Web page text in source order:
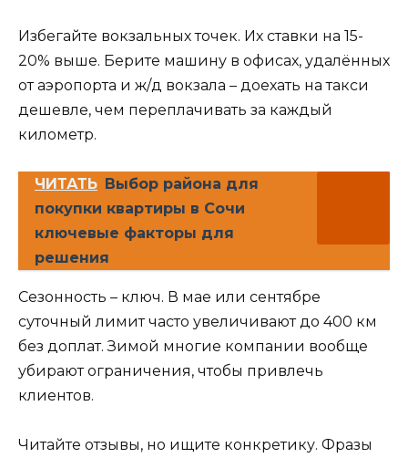
Избегайте вокзальных точек. Их ставки на 15-
20% выше. Берите машину в офисах, удалённых
от аэропорта и ж/д вокзала – доехать на такси
дешевле, чем переплачивать за каждый
километр.
ЧИТАТЬ Выбор района для
покупки квартиры в Сочи
ключевые факторы для
решения
Сезонность – ключ. В мае или сентябре
суточный лимит часто увеличивают до 400 км
без доплат. Зимой многие компании вообще
убирают ограничения, чтобы привлечь
клиентов.
Читайте отзывы, но ищите конкретику. Фразы